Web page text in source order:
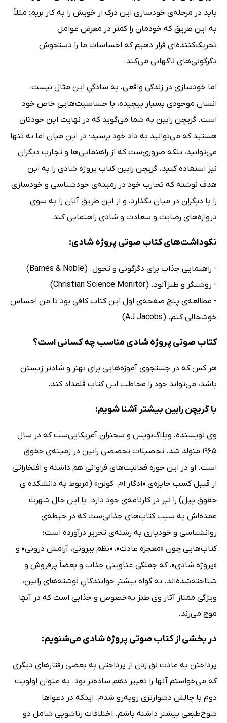
باید در مرحله‌ی خودسازی این درک از خویش را به کار بریم: مثلاً
به این طریق که خودمان را کمتر در معرض عوامل
تحریک‌کننده‌ای قرار دهیم که احساسات ما را دستخوش
دگرگونی‌های ناگهانی می‌کند.
اما خودسازی در زندگی واقعی، به سادگیِ این مثال نیست.
انسان موجودی بسیار پیچیده، با حساسیت‌هایی خاص خود
است. گریچن رابین به شما می‌گوید که در نهایت این خودتان
هستید که می‌توانید به داد خود برسید؛ در این میان اما نه تنها
می‌توانید، بلکه ضروری‌ست که از راهنمایی‌ها و تجارب دیگران
نیز استفاده کنید. گریچن رابین کتاب پروژه شادی را به این
هدف نوشته که تجارب خود در زمینه‌ی خودشناسی و خودسازی
را با دیگران در میان بگذارد، و از این طریق آنان را به سوی
دروازه‌های رضایت و سعادت و شادی راهنمایی کند.
نکوداشت‌های کتاب صوتی پروژه شادی:
- راهنمایی جذاب برای دگرگونی و تحول. (Barnes & Noble)
- روشنگر و طنزآلود. (Christian Science Monitor)
- مطالعه‌ی پنج صفحه‌ی اول این کتاب کافی بود تا من احساس
خوشحالی کنم. (AJ Jacobs)
کتاب صوتی پروژه شادی مناسب چه کسانی است؟
هر کس که در جستجوی آموزه‌هایی برای بهتر و شادتر زیستن
باشد، می‌تواند خود را مخاطب این کتاب قلمداد کند.
با گریچن رابین بیشتر آشنا شویم:
وی نویسنده‌، وبلاگ‌نویس و سخنران آمریکایی‌ست که در سال
1965 متولد شد. تحصیلات تخصصی رابین در زمینه‌ی حقوق
است. او در این حوزه فعالیت‌های فراوانی هم داشته و افتخاراتی
از قبیل کسب جایزه‌ی «ادگار ام. کولن» (مربوط به دانشکده ی
حقوق ییل) را نیز در کارنامه‌ی خود دارد. با این حال شهرت
عمده‌اش به سبب کتاب‌های جذابی‌ست که در حیطه‌ی
روانشناسی و خودیاری به رشته‌ی تحریر درآورده است؛
کتاب‌هایی چون «معجزه عادت»، «نظم بیرونی، آرامش درونی» و
«پروژه شادی»، که جملگی عناوینی جذاب و بعضاً پرفروش و
شناخته‌شده‌اند. به گواه بیشتر خوانندگانِ نوشته‌های رابین،
ویژگی ممتاز آثار وی طنز به‌خصوص و جذابی است که در آنها
موج می‌زند.
در بخشی از کتاب صوتی پروژه شادی می‌شنویم:
پرداختن به عادت نق زدن از پرداختن به بعضی رفتارهای دیگری
که می‌خواستم آنها را تغییر دهم ساده‌تر بود. به عنوان اولویت
دوم با چالش دشوارتری روبه‌رو شدم. اینکه در دعواها
شوخ‌طبعی بیشتر داشته باشم. اختلافات زناشویی شامل دو